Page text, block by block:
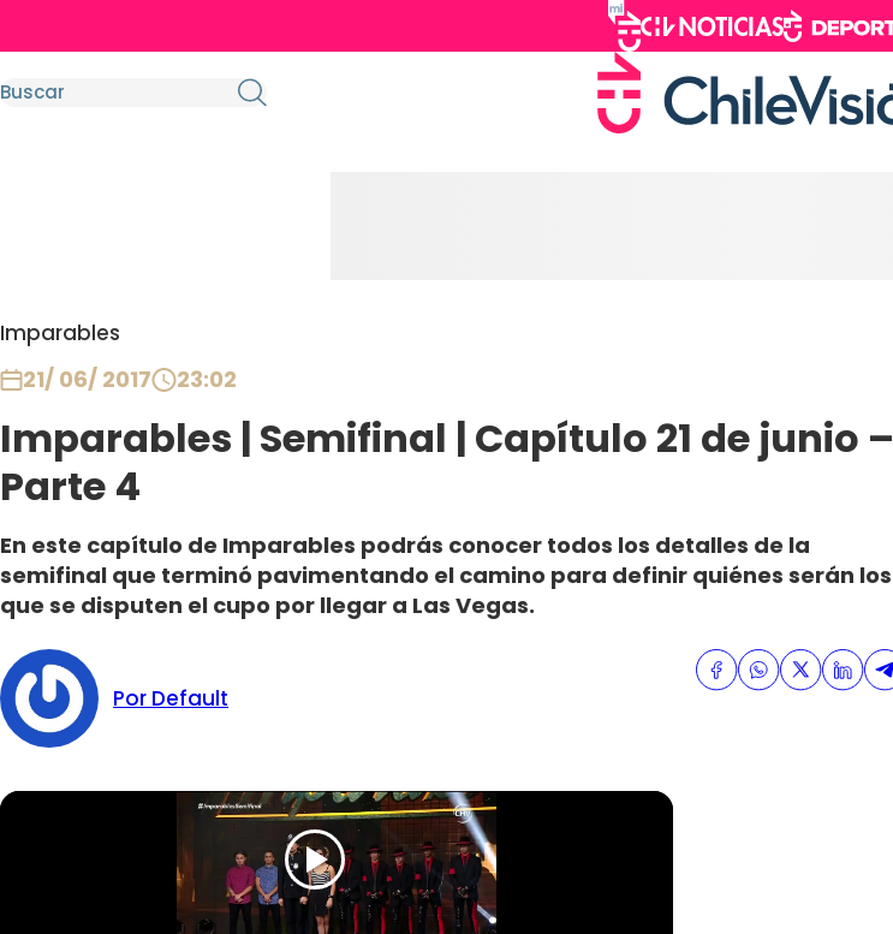
Imparables
21/ 06/ 2017 23:02
Imparables | Semifinal | Capítulo 21 de junio –
Parte 4
En este capítulo de Imparables podrás conocer todos los detalles de la
semifinal que terminó pavimentando el camino para definir quiénes serán los
que se disputen el cupo por llegar a Las Vegas.
Por Default